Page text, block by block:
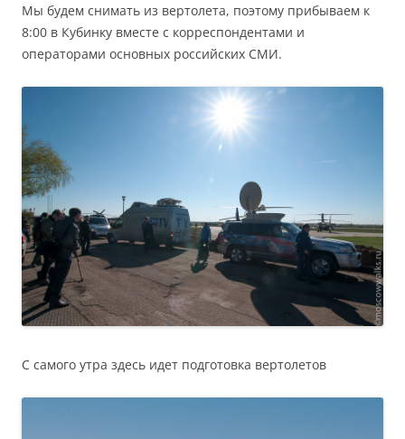
Мы будем снимать из вертолета, поэтому прибываем к
8:00 в Кубинку вместе с корреспондентами и
операторами основных российских СМИ.
С самого утра здесь идет подготовка вертолетов